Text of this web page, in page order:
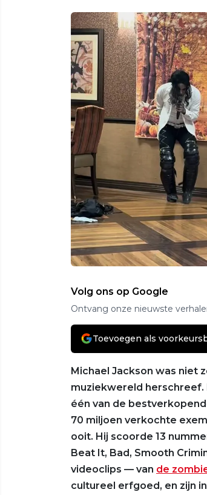
Volg ons op Google
Ontvang onze nieuwste
Toevoegen als
Michael Jackson was niet
muziekwereld
één van de
70 miljoen verkochte
ooit. Hij scoorde 13
Beat It, Bad, Smooth
videoclips — van de
cultureel erfgoed, en zijn